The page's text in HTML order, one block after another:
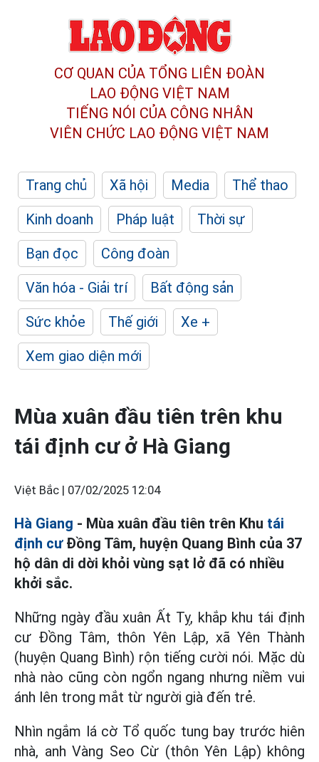
CƠ QUAN CỦA TỔNG LIÊN ĐOÀN
LAO ĐỘNG VIỆT NAM
TIẾNG NÓI CỦA CÔNG NHÂN
VIÊN CHỨC LAO ĐỘNG VIỆT NAM
Trang chủ Xã hội Media
Thể thao
Kinh doanh
Pháp luật
Thời sự
Bạn đọc
Công đoàn
Văn hóa - Giải trí
Bất động sản
Sức khỏe
Thế giới
Xe +
Xem giao diện mới
Mùa xuân đầu tiên trên khu
tái định cư ở Hà Giang
Việt Bắc | 07/02/2025 12:04
Hà Giang - Mùa xuân đầu tiên trên Khu tái
định cưĐồng Tâm, huyện Quang Bình của 37
hộ dân di dời khỏi vùng sạt lở đã có nhiều
khởi sắc.
Những ngày đầu xuân Ất Tỵ, khắp khu tái định
cư Đồng Tâm, thôn Yên Lập, xã Yên Thành
(huyện Quang Bình) rộn tiếng cười nói. Mặc dù
nhà nào cũng còn ngổn ngang nhưng niềm vui
ánh lên trong mắt từ người già đến trẻ.
Nhìn ngắm lá cờ Tổ quốc tung bay trước hiên
nhà, anh Vàng Seo Cừ (thôn Yên Lập) không